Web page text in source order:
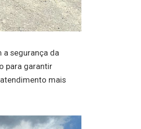
segurança da
para garantir
mais